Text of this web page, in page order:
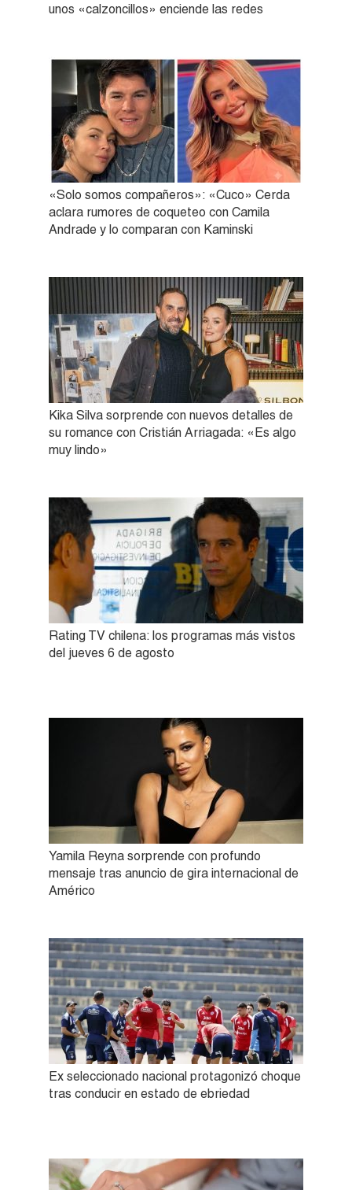
unos «calzoncillos» enciende las redes
«Solo somos compañeros»: «Cuco» Cerda
aclara rumores de coqueteo con Camila
Andrade y lo comparan con Kaminski
Kika Silva sorprende con nuevos detalles de
su romance con Cristián Arriagada: «Es algo
muy lindo»
Rating TV chilena: los programas más vistos
del jueves 6 de agosto
Yamila Reyna sorprende con profundo
mensaje tras anuncio de gira internacional de
Américo
Ex seleccionado nacional protagonizó choque
tras conducir en estado de ebriedad